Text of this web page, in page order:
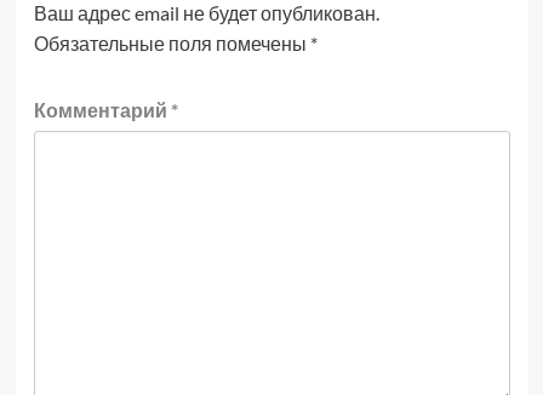
Ваш адрес email не будет опубликован.
Обязательные поля помечены *
Комментарий *